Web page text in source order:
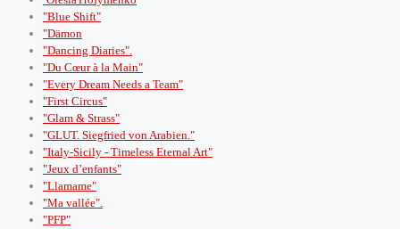
"Blue Shift"
"Dämon
"Dancing Diaries".
"Du Cœur à la Main"
"Every Dream Needs a Team"
"First Circus"
"Glam & Strass"
"GLUT. Siegfried von Arabien."
"Italy-Sicily - Timeless Eternal Art"
"Jeux d’enfants"
"Llamame"
"Ma vallée".
"PFP"